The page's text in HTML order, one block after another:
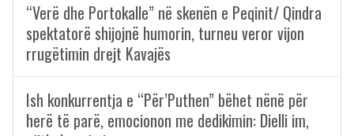
“Verë dhe Portokalle” në skenën e Peqinit/ Qindra
spektatorë shijojnë humorin, turneu veror vijon
rrugëtimin drejt Kavajës
Ish konkurrentja e “Për’Puthen” bëhet nënë për
herë të parë, emocionon me dedikimin: Dielli im,